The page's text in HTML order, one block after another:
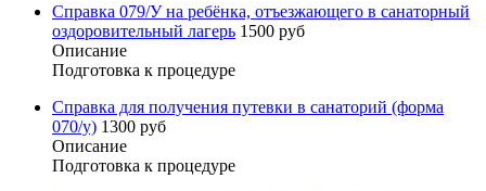
Справка 079/У на ребёнка, отъезжающего в санаторный
оздоровительный лагерь 1500 руб
Описание
Подготовка к процедуре
Справка для получения путевки в санаторий (форма
070/у) 1300 руб
Описание
Подготовка к процедуре